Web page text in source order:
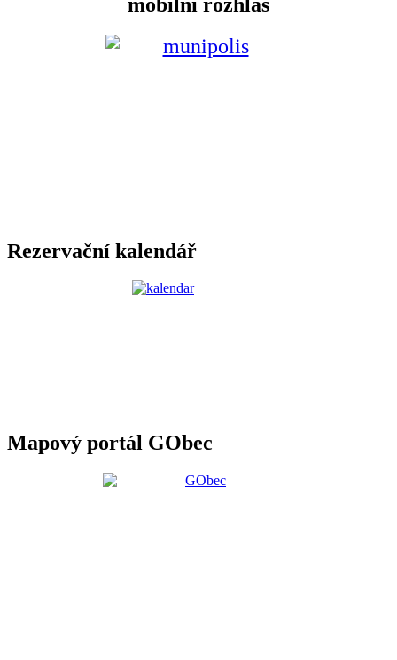
Rezervační kalendář
Mapový portál GObec